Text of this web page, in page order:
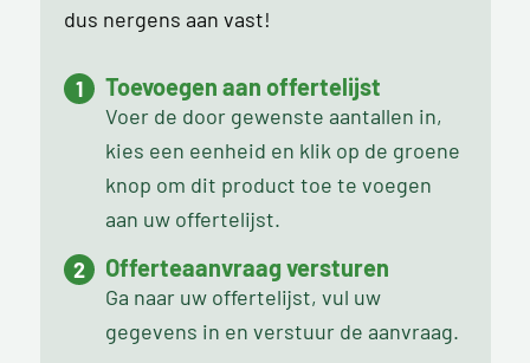
dus nergens aan vast!
Toevoegen aan offertelijst
Voer de door gewenste aantallen in,
kies een eenheid en klik op de groene
knop om dit product toe te voegen
aan uw offertelijst.
Offerteaanvraag versturen
Ga naar uw offertelijst, vul uw
gegevens in en verstuur de aanvraag.